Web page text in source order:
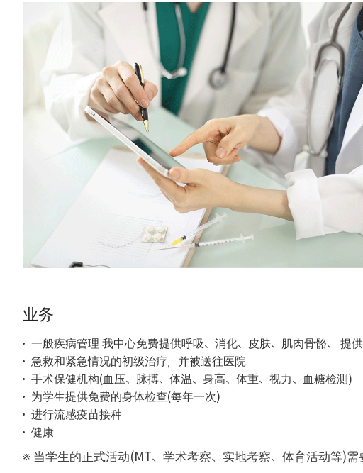
业务
一般疾病管理 我中心免费提供呼吸、消化、皮肤、肌肉骨骼、 提
急救和紧急情况的初级治疗，并被送往医院
手术保健机构(血压、脉搏、体温、身高、体重、视力、血糖检测)
为学生提供免费的身体检查(每年一次)
进行流感疫苗接种
健康
※ 当学生的正式活动(MT、学术考察、实地考察、体育活动等)